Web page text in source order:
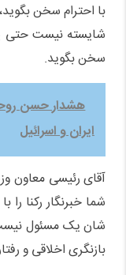
با احترام سخن بگوید،
شایسته نیست حتی
سخن بگوید.
هشدار حسن
ایران و اسرائیل
آقای رئیسی معاون
شما خبرنگار رکنا
شان یک مسئول نیست
بازنگری اخلاقی و